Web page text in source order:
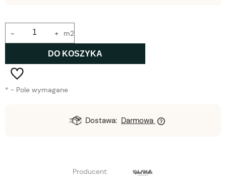
+
- m2
DO KOSZYKA
* - Pole wymagane
Dostawa: Darmowa
Producent: